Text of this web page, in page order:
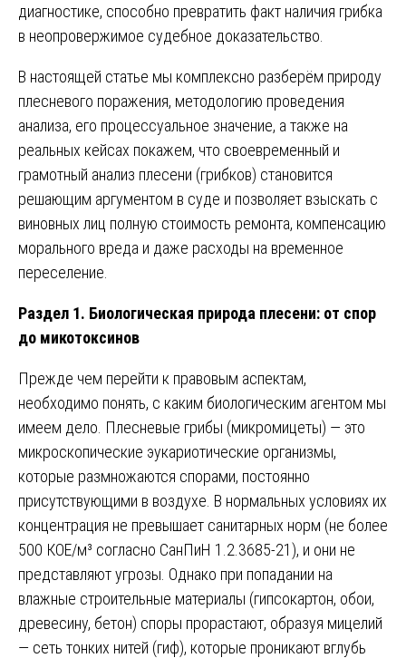
диагностике, способно превратить факт наличия грибка
в неопровержимое судебное доказательство.
В настоящей статье мы комплексно разберём природу
плесневого поражения, методологию проведения
анализа, его процессуальное значение, а также на
реальных кейсах покажем, что своевременный и
грамотный анализ плесени (грибков) становится
решающим аргументом в суде и позволяет взыскать с
виновных лиц полную стоимость ремонта, компенсацию
морального вреда и даже расходы на временное
переселение.
Раздел 1. Биологическая природа плесени: от спор
до микотоксинов
Прежде чем перейти к правовым аспектам,
необходимо понять, с каким биологическим агентом мы
имеем дело. Плесневые грибы (микромицеты) — это
микроскопические эукариотические организмы,
которые размножаются спорами, постоянно
присутствующими в воздухе. В нормальных условиях их
концентрация не превышает санитарных норм (не более
500 КОЕ/м³ согласно СанПиН 1.2.3685-21), и они не
представляют угрозы. Однако при попадании на
влажные строительные материалы (гипсокартон, обои,
древесину, бетон) споры прорастают, образуя мицелий
— сеть тонких нитей (гиф), которые проникают вглубь